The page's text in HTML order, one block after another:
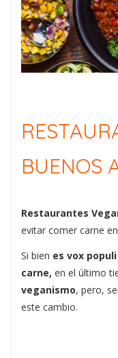
BUENOS
Restaurantes
evitar comer carne
Si bien es vox
carne, en el último
veganismo, pero,
este cambio.